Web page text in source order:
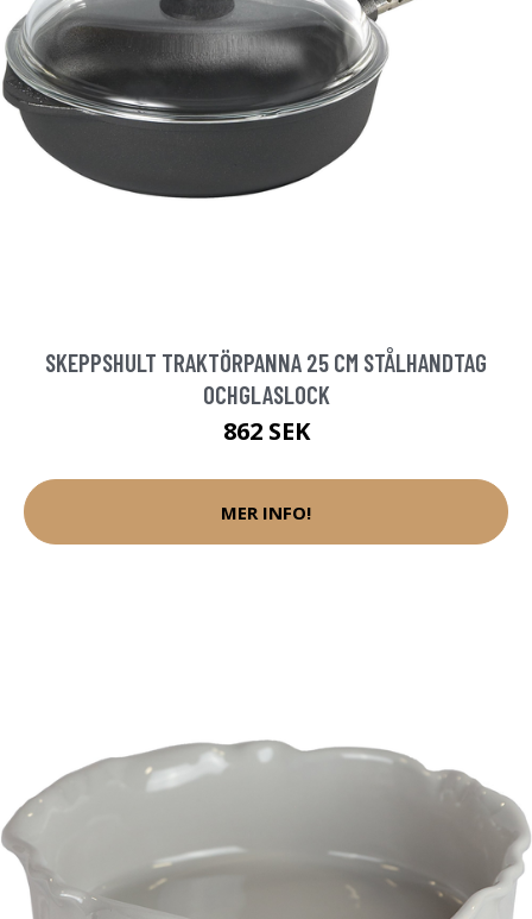
SKEPPSHULT TRAKTÖRPANNA 25 CM STÅLHANDTAG
OCHGLASLOCK
862 SEK
MER INFO!